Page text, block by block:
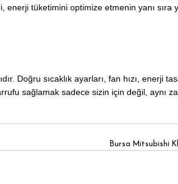
enerji tüketimini optimize etmenin yanı sıra
Doğru sıcaklık ayarları, fan hızı, enerji
sağlamak sadece sizin için değil, aynı
Bursa Mitsubishi